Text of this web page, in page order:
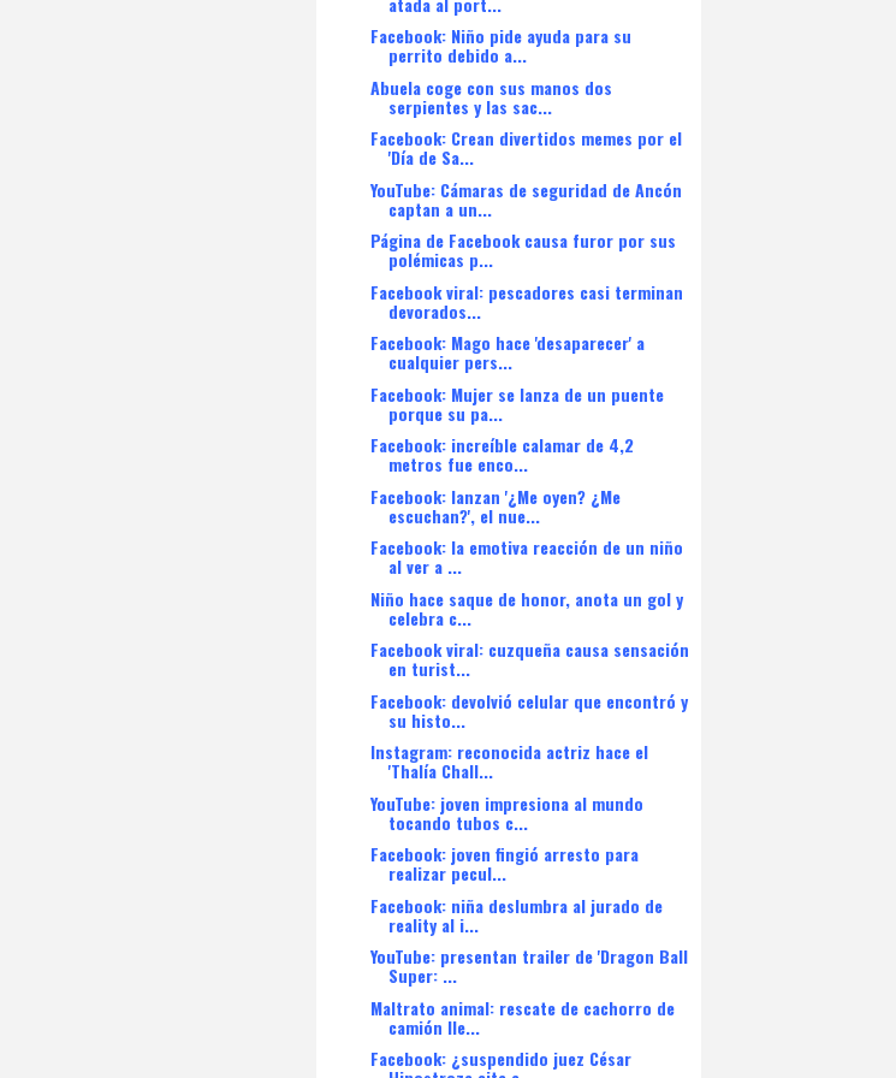
Facebook: Niño pide ayuda para su
perrito debido a...
Abuela coge con sus manos dos
serpientes y las sac...
Facebook: Crean divertidos memes por el
'Día de Sa...
YouTube: Cámaras de seguridad de Ancón
captan a un...
Página de Facebook causa furor por sus
polémicas p...
Facebook viral: pescadores casi terminan
devorados...
Facebook: Mago hace 'desaparecer' a
cualquier pers...
Facebook: Mujer se lanza de un puente
porque su pa...
Facebook: increíble calamar de 4,2
metros fue enco...
Facebook: lanzan '¿Me oyen? ¿Me
escuchan?', el nue...
Facebook: la emotiva reacción de un niño
al ver a ...
Niño hace saque de honor, anota un gol y
celebra c...
Facebook viral: cuzqueña causa sensación
en turist...
Facebook: devolvió celular que encontró y
su histo...
Instagram: reconocida actriz hace el
'Thalía Chall...
YouTube: joven impresiona al mundo
tocando tubos c...
Facebook: joven fingió arresto para
realizar pecul...
Facebook: niña deslumbra al jurado de
reality al i...
YouTube: presentan trailer de 'Dragon Ball
Super: ...
Maltrato animal: rescate de cachorro de
camión lle...
Facebook: ¿suspendido juez César